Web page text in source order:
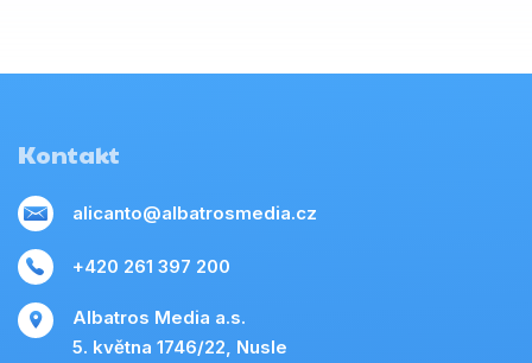
Kontakt
alicanto@albatrosmedia.cz
+420 261 397 200
Albatros Media a.s.
5. května 1746/22, Nusle